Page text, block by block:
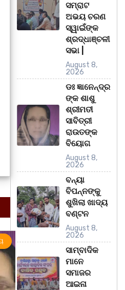
ମହାନଗର ରାଜ୍ୟ
ସମ୍ରାଟ
ଅଭୟ ଚରଣ
ସ୍ୱାଇଁଙ୍କ
ଶ୍ରଦ୍ଧାଞ୍ଚଳୀ
ସଭା |
August 8,
2026
ଡଃ ଜ୍ଞାନେନ୍ଦ୍ର
ଙ୍କ ଶାଶୁ
ଶ୍ରୀମତୀ
ସାବିତ୍ରୀ
ରାଉତଙ୍କ
ବିୟୋଗ
August 8,
2026
ବନ୍ୟା
ବିପନ୍ନଙ୍କୁ
ଶୁଖିଲା ଖାଦ୍ୟ
ବଣ୍ଟନ
August 8,
2026
ସାମ୍ବାଦିକ
ମାନେ
ସମାଜର
ଆଇନା